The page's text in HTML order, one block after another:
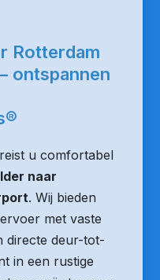
Rotterdam
ontspannen
u comfortabel
naar
. Wij bieden
met vaste
directe deur-tot-
in een rustige